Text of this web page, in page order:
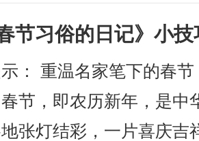
节习俗的日记》小
： 重温名家笔下的春
节，即农历新年，是中
张灯结彩，一片喜庆吉